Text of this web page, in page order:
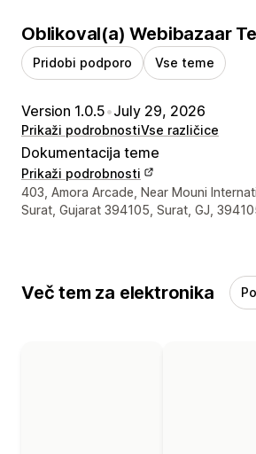
Oblikoval(a) Webibazaar
Pridobi podporo Vse teme
Version 1.0.5•July 29, 2026
Prikaži podrobnostiVse različice
Dokumentacija teme
Prikaži podrobnosti
Podatki za stik z oblikovalcem
403, Amora Arcade, Near Mouni
Surat, Gujarat 394105, Surat, GJ,
Več tem za elektronika